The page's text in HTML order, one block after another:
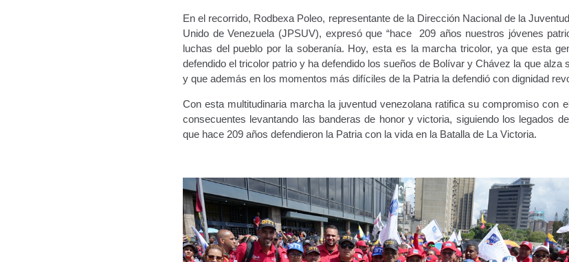
Registro Original de Licencia para Conducir Tercer Grado (3°) – (Mayores de 16 y menores de 18 años).
Registro Original Particulares, Carga, Motocicletas, Taxi, Transporte Público y Privado de Personas – Servicio
Traspasos y otros modos de Transferir la Propiedad del Vehículo – Servicio Frecuente Vehículo Vehículos
En el recorrido, Rodbexa Poleo, representante de la Dirección Nacional de la
Unido de Venezuela (JPSUV), expresó que “hace 209 años nuestros jóvenes
luchas del pueblo por la soberanía. Hoy, esta es la marcha tricolor, ya que esta
defendido el tricolor patrio y ha defendido los sueños de Bolívar y Chávez la que alza
y que además en los momentos más difíciles de la Patria la defendió con dignidad
Con esta multitudinaria marcha la juventud venezolana ratifica su compromiso con
consecuentes levantando las banderas de honor y victoria, siguiendo los legados
que hace 209 años defendieron la Patria con la vida en la Batalla de La Victoria.